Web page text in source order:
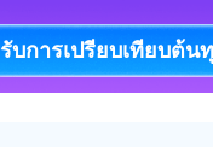
รับการเปรียบเทียบต้น